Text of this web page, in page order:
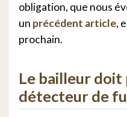
obligation, que nous
un précédent article,
prochain.
Le bailleur doit
détecteur de